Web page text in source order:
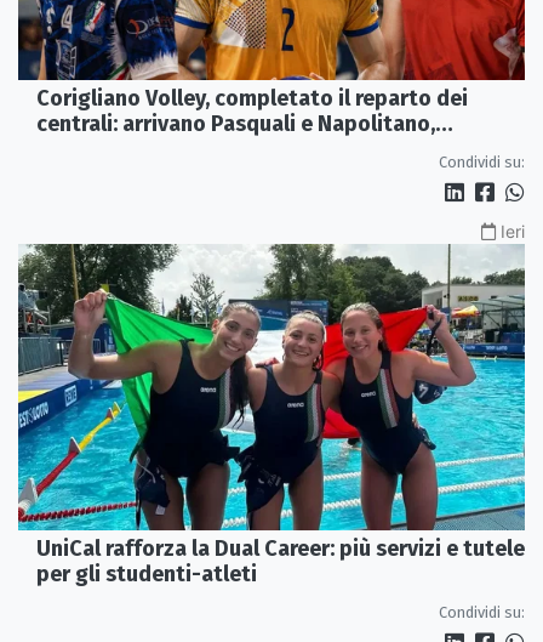
Corigliano Volley, completato il reparto dei
centrali: arrivano Pasquali e Napolitano,
Condividi su:
Ieri
UniCal rafforza la Dual Career: più servizi e tutele
per gli studenti-atleti
Condividi su: